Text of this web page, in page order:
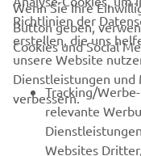
UNTERNEHMEN
B2B
MEHR YAMAHA
Richtlinien der
erstellen, die uns
unsere Website
Dienstleistungen und
verbessern.
Wenn Sie Ihre
Button geben,
Cookies und Social
Tracking/
relevante
Websites